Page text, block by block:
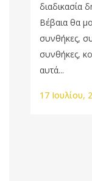
διαδικασία
Βέβαια θα
συνθήκες,
συνθήκες,
αυτά...
17 Ιουλίου,